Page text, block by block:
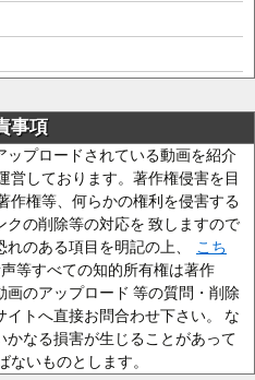
事項
プロードされている動画を紹介
営しております。著作権侵害を目
作権等、何らかの権利を侵害する
の削除等の対応を 致しますので
のある項目を明記の上、
こち
等すべての知的所有権は著作
のアップロード 等の質問・削除
トへ直接お問合わせ下さい。 な
なる損害が生じることがあって
いものとします。